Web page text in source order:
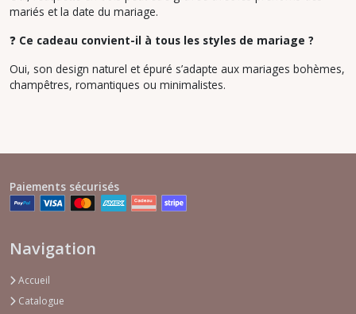
mariés et la date du mariage.
❓ Ce cadeau convient-il à tous les styles de mariage ?
Oui, son design naturel et épuré s’adapte aux mariages bohèmes,
champêtres, romantiques ou minimalistes.
Paiements sécurisés
Navigation
Accueil
Catalogue